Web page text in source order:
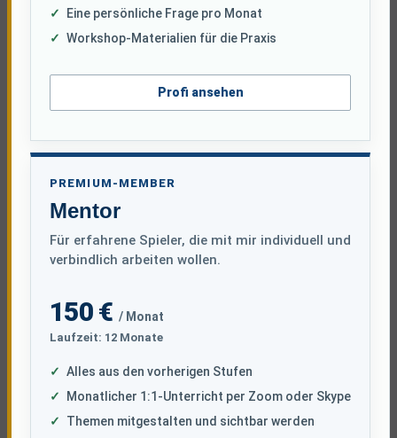
Eine persönliche Frage pro Monat
Workshop-Materialien für die Praxis
Profi ansehen
PREMIUM-MEMBER
Mentor
Für erfahrene Spieler, die mit mir individuell und
verbindlich arbeiten wollen.
150 € / Monat
Laufzeit: 12 Monate
Alles aus den vorherigen Stufen
Monatlicher 1:1-Unterricht per Zoom oder Skype
Themen mitgestalten und sichtbar werden